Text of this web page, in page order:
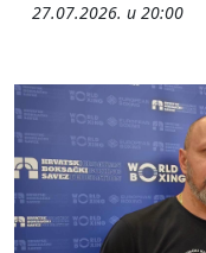
27.07.2026. u 20:00